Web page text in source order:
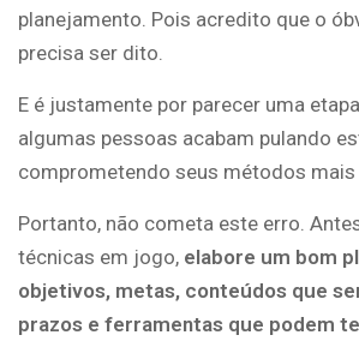
planejamento. Pois acredito que o
precisa ser dito.
E é justamente por parecer uma
algumas pessoas acabam pulando
comprometendo seus métodos mais
Portanto, não cometa este erro.
técnicas em jogo, elabore um bom
objetivos, metas, conteúdos que
prazos e ferramentas que podem